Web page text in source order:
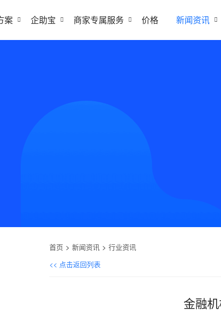
案 企助宝 商家专属服务 价格 新闻资讯
首页 新闻资讯
行业资讯
<< 点击返回列表
金融